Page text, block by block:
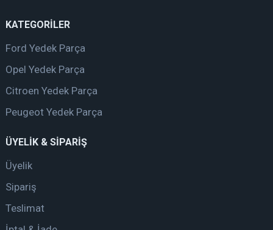
KATEGORİLER
Ford Yedek Parça
Opel Yedek Parça
Citroen Yedek Parça
Peugeot Yedek Parça
ÜYELİK & SİPARİŞ
Üyelik
Sipariş
Teslimat